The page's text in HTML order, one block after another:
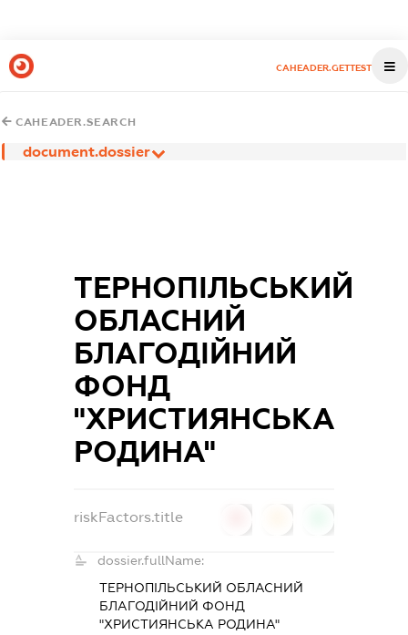
CAHEADER.GETTEST
CAHEADER.SEARCH
document.dossier
ТЕРНОПІЛЬСЬКИЙ
ОБЛАСНИЙ
БЛАГОДІЙНИЙ
ФОНД
"ХРИСТИЯНСЬКА
РОДИНА"
riskFactors.title
dossier.fullName:
ТЕРНОПІЛЬСЬКИЙ ОБЛАСНИЙ
БЛАГОДІЙНИЙ ФОНД
"ХРИСТИЯНСЬКА РОДИНА"